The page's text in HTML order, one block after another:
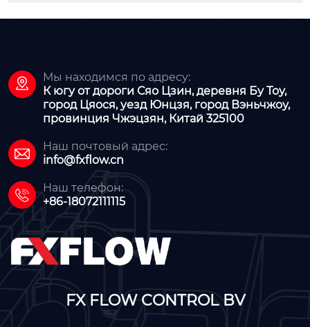

Мы находимся по адресу:
К югу от дороги Сяо Цзин, деревня Бу Тоу,
город Цяося, уезд Юнцзя, город Вэньчжоу,
провинция Чжэцзян, Китай 325100

Наш почтовый адрес:
info@fxflow.cn

Наш телефон:
+86-18072111115
FX FLOW CONTROL BV